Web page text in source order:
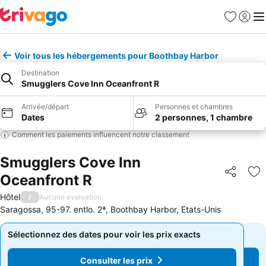
Favoris
Se
Voir tous les hébergements pour Boothbay Harbor
Destination
Smugglers Cove Inn Oceanfront R
Arrivée/départ
Dates
Personnes et chambres
2 personnes, 1 chambre
Comment les paiements influencent notre classement
Smugglers Cove Inn
Oceanfront R
Partager
Hôtel / Aucune évaluation
Saragossa, 95-97. entlo. 2ª, Boothbay Harbor, Etats-Unis
Sélectionnez des dates pour voir les prix exacts
Consulter les prix
Sélectionnez des dates pour voir les prix exacts
Consulter les prix